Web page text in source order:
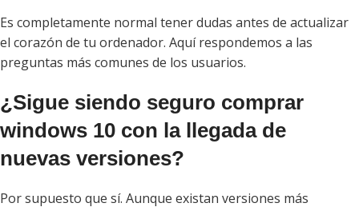
Es completamente normal tener dudas antes de actualizar
el corazón de tu ordenador. Aquí respondemos a las
preguntas más comunes de los usuarios.
¿Sigue siendo seguro comprar
windows 10 con la llegada de
nuevas versiones?
Por supuesto que sí. Aunque existan versiones más